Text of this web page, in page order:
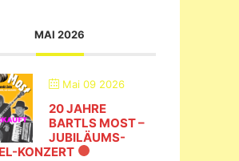
MAI 2026
Mai 09 2026
20 JAHRE
BARTLS MOST –
JUBILÄUMS-
KONZERT